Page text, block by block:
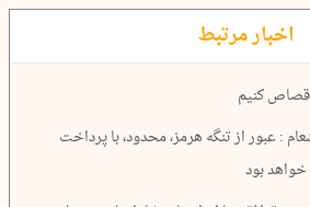
اخبار مرتبط
قصاص کنیم
: عبور از تنگه هرمز، محدود، با پرداخت
بود